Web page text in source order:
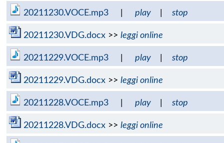
20211230.VOCE.mp3 play stop
20211230.VDG.docx >> leggi online
20211229.VOCE.mp3 play stop
20211229.VDG.docx >> leggi online
20211228.VOCE.mp3 play stop
20211228.VDG.docx >> leggi online